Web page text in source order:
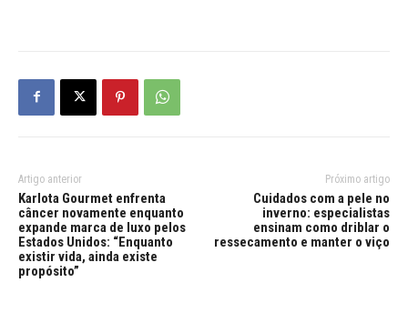
Artigo anterior
Karlota Gourmet enfrenta
câncer novamente enquanto
expande marca de luxo pelos
Estados Unidos: “Enquanto
existir vida, ainda existe
propósito”
Próximo artigo
Cuidados com a pele no
inverno: especialistas
ensinam como driblar o
ressecamento e manter o viço